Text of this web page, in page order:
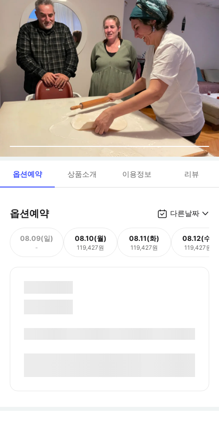
옵션예약 상품소개 이용정보 리뷰
옵션예약 다른날짜
08.09(일)
-
08.10(월)
119,427원
08.11(화)
119,427원
08.12(수)
119,427원